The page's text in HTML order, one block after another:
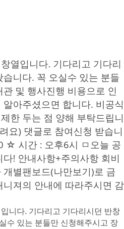
열입니다. 기다리고 기다리
니다. 꼭 오실수 있는 분들
및 행사진행 비용으로 인
아주셨으면 합니다. 비공식
한 두는 점 양해 부탁드립니
요) 댓글로 참여신청 받습니
☆ 시간 : 오후6시 ㅁ오늘 공
! 안내사항+주의사항 회비
별팬보드(나만보기)로 금
져의 안내에 따라주시면 감
니다. 기다리고 기다리시던 반창
수 있는 분들만 신청해주시고 장